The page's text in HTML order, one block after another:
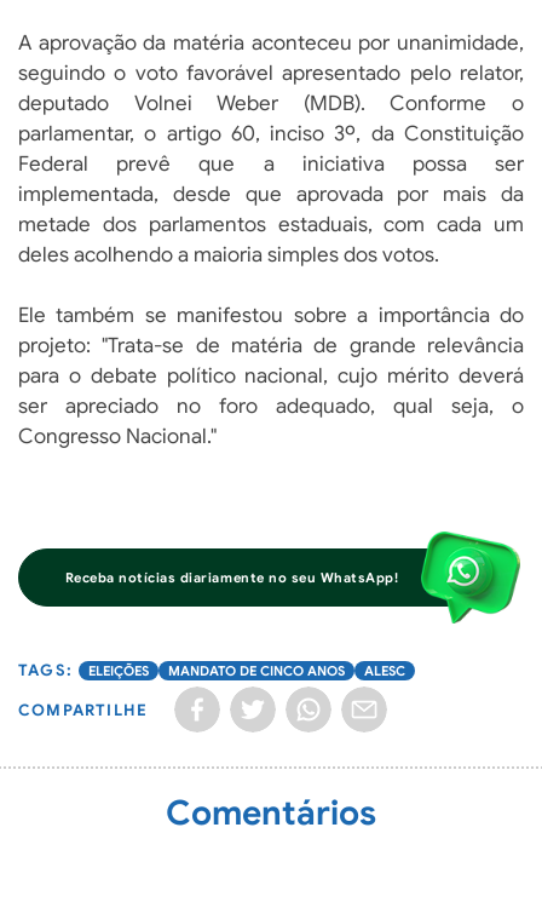
A aprovação da matéria aconteceu por unanimidade,
seguindo o voto favorável apresentado pelo relator,
deputado Volnei Weber (MDB). Conforme o
parlamentar, o artigo 60, inciso 3º, da Constituição
Federal prevê que a iniciativa possa ser
implementada, desde que aprovada por mais da
metade dos parlamentos estaduais, com cada um
deles acolhendo a maioria simples dos votos.
Ele também se manifestou sobre a importância do
projeto: "Trata-se de matéria de grande relevância
para o debate político nacional, cujo mérito deverá
ser apreciado no foro adequado, qual seja, o
Congresso Nacional."
Receba notícias diariamente no seu WhatsApp!
ELEIÇÕES MANDATO DE CINCO ANOS ALESC
COMPARTILHE
Comentários